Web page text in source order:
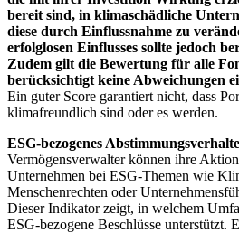
bereit sind, in klimaschädliche
diese durch Einflussnahme zu
erfolglosen Einflusses sollte jedoch
Zudem gilt die Bewertung für alle
berücksichtigt keine Abweichungen
Ein guter Score garantiert nicht, dass
klimafreundlich sind oder es werden.
ESG-bezogenes
Vermögensverwalter können ihre
Unternehmen bei ESG-Themen wie
Menschenrechten oder
Dieser Indikator zeigt, in welchem
ESG-bezogene Beschlüsse unterstützt.